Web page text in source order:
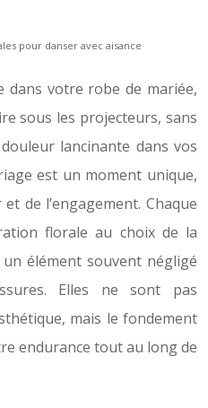
pour danser avec aisance
dans votre robe de mariée,
sous les projecteurs, sans
lancinante dans vos
est un moment unique,
de l’engagement. Chaque
florale au choix de la
élément souvent négligé
Elles ne sont pas
mais le fondement
endurance tout au long de